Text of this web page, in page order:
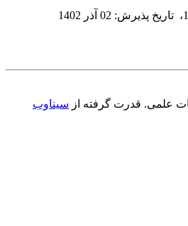
، تاریخ پذیرش: 02 آذر 1402
علمی. قدرت گرفته از سیناوب